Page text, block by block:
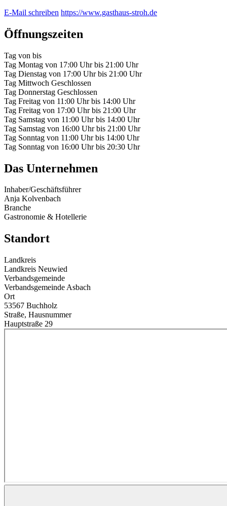
E-Mail schreiben https://www.gasthaus-stroh.de
Öffnungszeiten
Tag von bis
Tag Montag von 17:00 Uhr bis 21:00 Uhr
Tag Dienstag von 17:00 Uhr bis 21:00 Uhr
Tag Mittwoch Geschlossen
Tag Donnerstag Geschlossen
Tag Freitag von 11:00 Uhr bis 14:00 Uhr
Tag Freitag von 17:00 Uhr bis 21:00 Uhr
Tag Samstag von 11:00 Uhr bis 14:00 Uhr
Tag Samstag von 16:00 Uhr bis 21:00 Uhr
Tag Sonntag von 11:00 Uhr bis 14:00 Uhr
Tag Sonntag von 16:00 Uhr bis 20:30 Uhr
Das Unternehmen
Inhaber/Geschäftsführer
Anja Kolvenbach
Branche
Gastronomie & Hotellerie
Standort
Landkreis
Landkreis Neuwied
Verbandsgemeinde
Verbandsgemeinde Asbach
Ort
53567 Buchholz
Straße, Hausnummer
Hauptstraße 29